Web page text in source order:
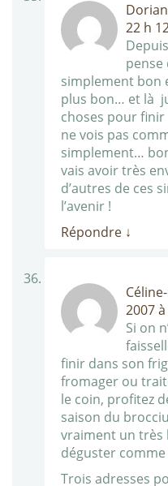
Dorian
22 h
pense
simplement bon
plus bon… et là
choses pour
ne vois pas
simplement…
vais avoir très
d’autres de ces
l’avenir !
Répondre ↓
2007
Si on
finir dans son
fromager ou
le coin, profitez
saison du
vraiment un très
déguster
Trois adresses